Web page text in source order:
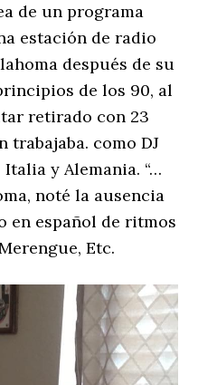
de un programa
estación de radio
después de su
de los 90, al
retirado con 23
trabajaba. como DJ
y Alemania. “…
noté la ausencia
en español de ritmos
Etc.